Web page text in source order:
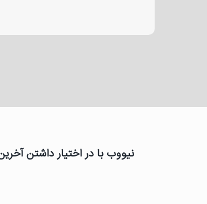
نیووب با در اختیار داشتن